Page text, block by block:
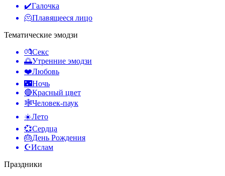
✔️Галочка
🫠Плавящееся лицо
Тематические эмодзи
💏Секс
🌅Утренние эмодзи
❤️Любовь
🌃Ночь
🔴Красный цвет
🕸️Человек-паук
☀️Лето
💞Сердца
🎂День Рождения
☪️Ислам
Праздники